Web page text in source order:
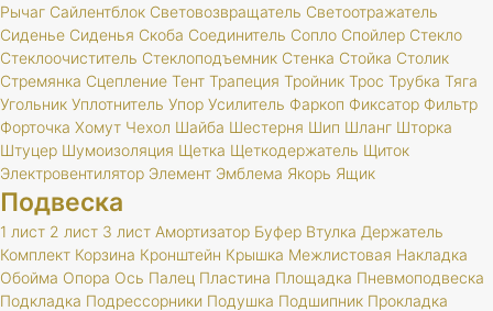
Рычаг Сайлентблок Световозвращатель Светоотражатель
Сиденье Сиденья Скоба Соединитель Сопло Спойлер Стекло
Стеклоочиститель Стеклоподъемник Стенка Стойка Столик
Стремянка Сцепление Тент Трапеция Тройник Трос Трубка Тяга
Угольник Уплотнитель Упор Усилитель Фаркоп Фиксатор Фильтр
Форточка Хомут Чехол Шайба Шестерня Шип Шланг Шторка
Штуцер Шумоизоляция Щетка Щеткодержатель Щиток
Электровентилятор Элемент Эмблема Якорь Ящик
Подвеска
1 лист 2 лист 3 лист Амортизатор Буфер Втулка Держатель
Комплект Корзина Кронштейн Крышка Межлистовая Накладка
Обойма Опора Ось Палец Пластина Площадка Пневмоподвеска
Подкладка Подрессорники Подушка Подшипник Прокладка